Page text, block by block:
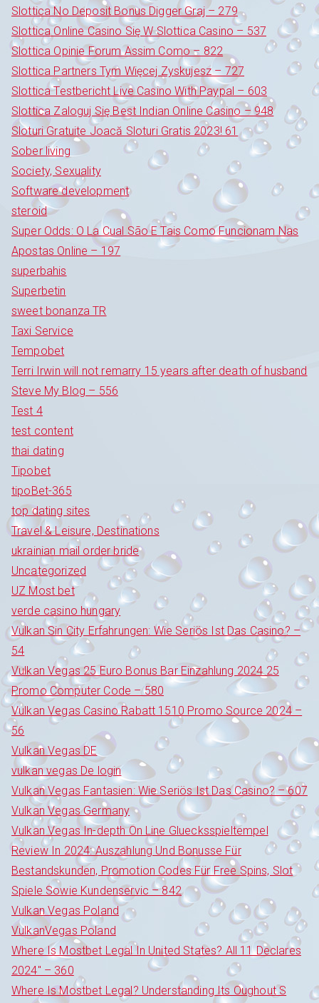
Slottica No Deposit Bonus Digger Graj – 279
Slottica Online Casino Się W Slottica Casino – 537
Slottica Opinie Forum Assim Como – 822
Slottica Partners Tym Więcej Zyskujesz – 727
Slottica Testbericht Live Casino With Paypal – 603
Slottica Zaloguj Się Best Indian Online Casino – 948
Sloturi Gratuite Joacă Sloturi Gratis 2023! 61
Sober living
Society, Sexuality
Software development
steroid
Super Odds: O La Cual São E Tais Como Funcionam Nas
Apostas Online – 197
superbahis
Superbetin
sweet bonanza TR
Taxi Service
Tempobet
Terri Irwin will not remarry 15 years after death of husband
Steve My Blog – 556
Test 4
test content
thai dating
Tipobet
tipoBet-365
top dating sites
Travel & Leisure, Destinations
ukrainian mail order bride
Uncategorized
UZ Most bet
verde casino hungary
Vulkan Sin City Erfahrungen: Wie Seriös Ist Das Casino? –
54
Vulkan Vegas 25 Euro Bonus Bar Einzahlung 2024 25
Promo Computer Code – 580
Vulkan Vegas Casino Rabatt 1510 Promo Source 2024 –
56
Vulkan Vegas DE
vulkan vegas De login
Vulkan Vegas Fantasien: Wie Seriös Ist Das Casino? – 607
Vulkan Vegas Germany
Vulkan Vegas In-depth On Line Gluecksspieltempel
Review In 2024: Auszahlung Und Bonusse Für
Bestandskunden, Promotion Codes Für Free Spins, Slot
Spiele Sowie Kundenservic – 842
Vulkan Vegas Poland
VulkanVegas Poland
Where Is Mostbet Legal In United States? All 11 Declares
2024" – 360
Where Is Mostbet Legal? Understanding Its Oughout S